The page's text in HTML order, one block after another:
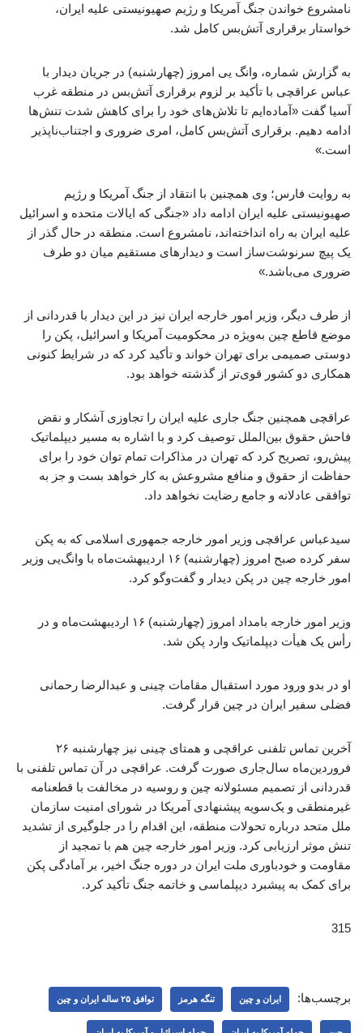
نامشروع خواندن جنگ آمریکا و رژیم صهیونیستی علیه ایران،
خواستار برقراری آتش‌بس کامل شد.
به گزارش شماره، وانگ‌ یی امروز (چهارشنبه) در جریان دیدار با
عباس عراقچی با تأکید بر لزوم برقراری آتش‌بس در منطقه غرب
آسیا گفت «آماده‌ایم تا تلاش‌های خود را برای کاهش شدت تنش‌ها
ادامه دهیم. برقراری آتش‌بس کامل، امری ضروری و اجتناب‌ناپذیر
است.»
به روایت فارس؛ وی همچنین با انتقاد از جنگ آمریکا و رژیم
صهیونیستی علیه ایران ادامه داد «جنگی که ایالات متحده و اسرائیل
علیه ایران به راه انداخته‌اند، نامشروع است. منطقه در حال گذر از
یک پیچ سرنوشت‌ساز است و دیدارهای مستقیم میان دو طرف
ضروری می‌باشد.»
از طرف دیگر، وزیر امور خارجه ایران نیز در این دیدار با قدردانی از
موضع قاطع چین به‌ویژه در محکومیت آمریکا و اسرائیل، پکن را
دوستی صمیمی برای تهران خواند و تأکید کرد که در شرایط کنونی
همکاری دو کشور قوی‌تر از گذشته خواهد بود.
عراقچی همچنین جنگ جاری علیه ایران را تجاوزی آشکار و نقض
فاحش حقوق بین‌الملل توصیف کرد و با اشاره به مسیر دیپلماتیک
پیش‌رو، تصریح کرد که تهران در مذاکرات تمام توان خود را برای
حفاظت از حقوق و منافع مشروعش به کار خواهد بست و جز به
توافقی عادلانه و جامع رضایت نخواهد داد.
سیدعباس عراقچی وزیر امور خارجه جمهوری اسلامی که به پکن
سفر کرده صبح امروز (چهارشنبه) ۱۶ اردیبهشت‌ماه با وانگ‌یی وزیر
امور خارجه چین در پکن دیدار و گفت‌وگو کرد.
وزیر امور خارجه بامداد امروز (چهارشنبه) ۱۶ اردیبهشت‌ماه و در
رأس یک هیأت دیپلماتیک وارد پکن شد.
او در بدو ورود مورد استقبال مقامات چینی و عبدالرضا رحمانی
فضلی سفیر ایران در چین قرار گرفت.
آخرین تماس تلفنی عراقچی و همتای چینی نیز چهارشنبه ۲۶
فروردین‌ماه سال‌جاری صورت گرفت. عراقچی در آن تماس تلفنی با
قدردانی از تصمیم مسئولانه چین و روسیه در مخالفت با قطعنامه
غیرمنطقی و یک‌سویه پیشنهادی آمریکا در شورای امنیت سازمان
ملل متحد درباره تحولات منطقه، این اقدام را در جلوگیری از تشدید
تنش‌ موثر ارزیابی کرد. وزیر امور خارجه چین هم با تمجید از
مقاومت و خودباوری ملت ایران در دوره جنگ اخیر، بر آمادگی پکن
برای کمک به پیشبرد دیپلماسی و خاتمه جنگ تأکید کرد.
315
برچسب‌ها: ایران و چین تنگه هرمز توافق ۲۵ ساله ایران و چین